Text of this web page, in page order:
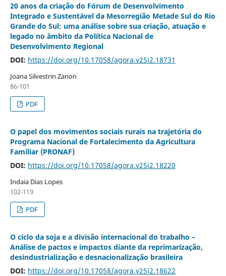
20 anos da criação do Fórum de Desenvolvimento
Integrado e Sustentável da Mesorregião Metade Sul do Rio
Grande do Sul: uma análise sobre sua criação, atuação e
legado no âmbito da Política Nacional de
Desenvolvimento Regional
DOI: https://doi.org/10.17058/agora.v25i2.18731
Joana Silvestrin Zanon
86-101
PDF
O papel dos movimentos sociais rurais na trajetória do
Programa Nacional de Fortalecimento da Agricultura
Familiar (PRONAF)
DOI: https://doi.org/10.17058/agora.v25i2.18220
Indaia Dias Lopes
102-119
PDF
O ciclo da soja e a divisão internacional do trabalho –
Análise de pactos e impactos diante da reprimarização,
desindustrialização e desnacionalização brasileira
DOI: https://doi.org/10.17058/agora.v25i2.18622